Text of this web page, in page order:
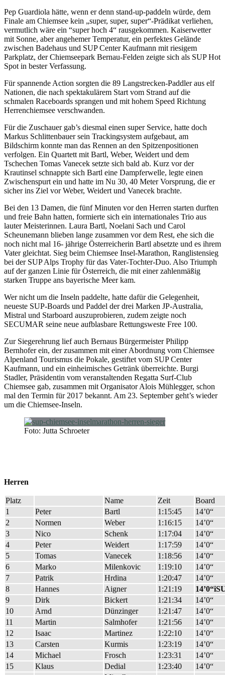
Pep Guardiola hätte, wenn er denn stand-up-paddeln würde, dem
Finale am Chiemsee kein „super, super, super“-Prädikat verliehen,
vermutlich wäre ein “super hoch 4“ rausgekommen. Kaiserwetter
mit Sonne, aber angehemer Temperatur, ein perfektes Gelände
zwischen Badehaus und SUP Center Kaufmann mit riesigem
Parkplatz, der Chiemseepark Bernau-Felden zeigte sich als SUP Hot
Spot in bester Verfassung.
Für spannende Action sorgten die 89 Langstrecken-Paddler aus elf
Nationen, die nach spektakulärem Start vom Strand auf die
schmalen Raceboards sprangen und mit hohem Speed Richtung
Herrenchiemsee verschwanden.
Für die Zuschauer gab’s diesmal einen super Service, hatte doch
Markus Schlittenbauer sein Trackingsystem aufgebaut, am
Bildschirm konnte man das Rennen an den Spitzenpositionen
verfolgen. Ein Quartett mit Bartl, Weber, Weidert und dem
Tschechen Tomas Vanecek setzte sich bald ab. Kurz vor der
Krautinsel schnappte sich Bartl eine Dampferwelle, legte einen
Zwischenspurt ein und hatte im Nu 30, 40 Meter Vorsprung, die er
sicher ins Ziel vor Weber, Weidert und Vanecek brachte.
Bei den 13 Damen, die fünf Minuten vor den Herren starten durften
und freie Bahn hatten, formierte sich ein internationales Trio aus
lauter Meisterinnen. Laura Bartl, Noelani Sach und Carol
Scheunemann blieben lange zusammen vor dem Rest, ehe sich die
noch nicht mal 16- jährige Österreicherin Bartl absetzte und es ihrem
Vater gleichtat. Sieg beim Chiemsee Insel-Marathon, Ranglistensieg
bei der SUP Alps Trophy für das Vater-Tochter-Duo. Also Triumph
auf der ganzen Linie für Österreich, die mit einer zahlenmäßig
starken Truppe ans bayerische Meer kam.
Wer nicht um die Inseln paddelte, hatte dafür die Gelegenheit,
neueste SUP-Boards und Paddel der drei Marken JP-Australia,
Mistral und Starboard auszuprobieren, zudem zeigte noch
SECUMAR seine neue aufblasbare Rettungsweste Free 100.
Zur Siegerehrung lief auch Bernaus Bürgermeister Philipp
Bernhofer ein, der zusammen mit einer Abordnung vom Chiemsee
Alpenland Tourismus die Pokale, gestiftet vom SUP Center
Kaufmann, und ein einheimisches Getränk überreichte. Burgi
Stadler, Präsidentin vom veranstaltenden Regatta Surf-Club
Chiemsee gab, zusammen mit Organisator Alois Mühlegger, schon
mal den Termin für 2017 bekannt. Am 23. September geht’s wieder
um die Chiemsee-Inseln.
Foto: Jutta Schroeter
Herren
Platz Name Zeit
Board
1
Peter Bartl 1:15:45
14’0“
2
Normen Weber 1:16:15
14’0“
3
Nico Schenk 1:17:04
14’0“
4
Peter Weidert 1:17:59
14’0“
5
Tomas Vanecek 1:18:56
14’0“
6
Marko Milenkovic 1:19:10
14’0“
7
Patrik Hrdina 1:20:47
14’0“
8
Hannes Aigner 1:21:19
9
Dirk Bickert 1:21:34
14’0“
10
Arnd Dünzinger 1:21:47
14’0“
11
Martin Salmhofer 1:21:56
14’0“
12
Isaac Martinez 1:22:10
14’0“
13
Carsten Kurmis 1:23:19
14’0“
14
Michael Frosch 1:23:31
14’0“
15
Klaus Dedial 1:23:40
14’0“